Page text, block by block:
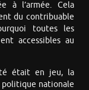
à l’armée. Cela
du contribuable
toutes les
accessibles au
était en jeu, la
politique nationale